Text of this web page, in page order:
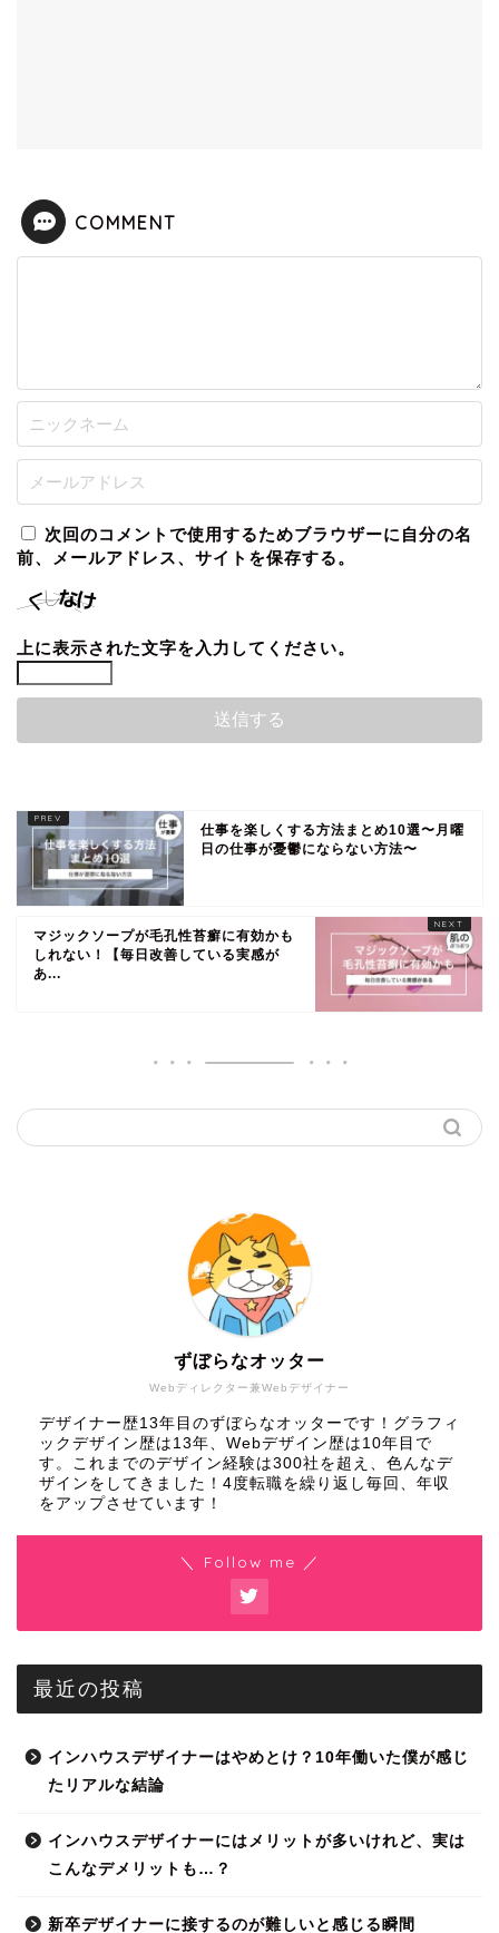
COMMENT
次回のコメントで使用するためブラウザーに自分の名
前、メールアドレス、サイトを保存する。
上に表示された文字を入力してください。
仕事を楽しくする方法まとめ10選〜月曜
日の仕事が憂鬱にならない方法〜
マジックソープが毛孔性苔癬に有効かも
しれない！【毎日改善している実感が
あ...
Webディレクター兼Webデザイナー
ずぼらなオッター
デザイナー歴13年目のずぼらなオッターです！グラフィ
ックデザイン歴は13年、Webデザイン歴は10年目で
す。これまでのデザイン経験は300社を超え、色んなデ
ザインをしてきました！4度転職を繰り返し毎回、年収
をアップさせています！
＼ Follow me ／
最近の投稿
インハウスデザイナーはやめとけ？10年働いた僕が感じ
たリアルな結論
インハウスデザイナーにはメリットが多いけれど、実は
こんなデメリットも…？
新卒デザイナーに接するのが難しいと感じる瞬間